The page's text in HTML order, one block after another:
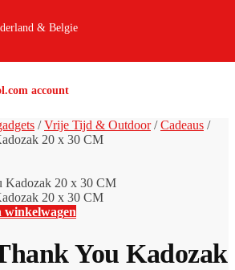
& Belgie
account
/Vrije Tijd & Outdoor/Cadeaus /
20 x 30 CM
20 x 30 CM
winkelwagen
You Kadozak